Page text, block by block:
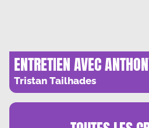
ENTRETIEN AVEC
MASTOURA : « VENERE,
JE CHERCHAIS »
Tristan Tailhades